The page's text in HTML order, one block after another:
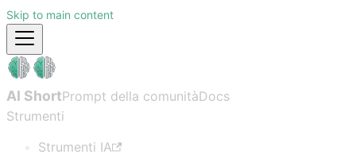
Skip to main content
AI ShortPrompt della comunitàDocs
Strumenti
Strumenti IA